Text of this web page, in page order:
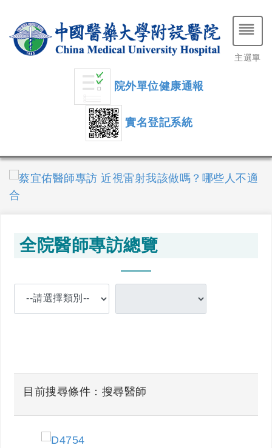
院外單位健康通報
實名登記系統
主選單
全院醫師專訪總覽
目前搜尋條件：搜尋醫師